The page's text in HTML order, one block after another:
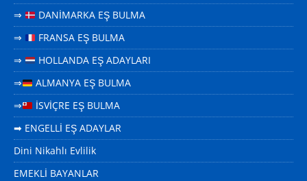
⇒
DANİMARKA EŞ BULMA
⇒
FRANSA EŞ BULMA
⇒
HOLLANDA EŞ ADAYLARI
⇒
ALMANYA EŞ BULMA
⇒
İSVİÇRE EŞ BULMA
➡ ENGELLİ EŞ ADAYLAR
Dini Nikahlı Evlilik
EMEKLİ BAYANLAR